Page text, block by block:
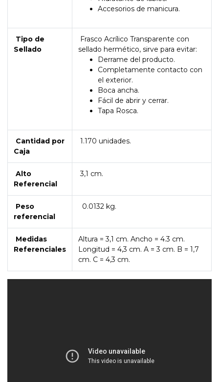
Accesorios de manicura.
Tipo de
Sellado
Frasco Acrílico Transparente con
sellado hermético, sirve para evitar:
Derrame del producto.
Completamente contacto con
el exterior.
Boca ancha.
Fácil de abrir y cerrar.
Tapa Rosca.
Cantidad por
Caja
1.170 unidades.
Alto
Referencial
3,1 cm.
Peso
referencial
0.0132 kg.
Medidas
Referenciales
Altura = 3,1 cm. Ancho = 4.3 cm.
Longitud = 4,3 cm. A = 3 cm. B = 1,7
cm. C = 4,3 cm.